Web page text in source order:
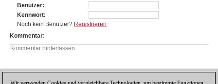
Benutzer
Kennwort
Noch kein Benutzer? Registrieren
Kommentar